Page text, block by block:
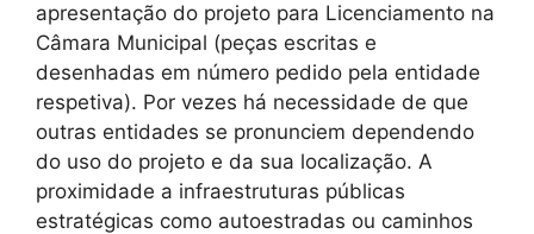
apresentação do projeto para Licenciamento na
Câmara Municipal (peças escritas e
desenhadas em número pedido pela entidade
respetiva). Por vezes há necessidade de que
outras entidades se pronunciem dependendo
do uso do projeto e da sua localização. A
proximidade a infraestruturas públicas
estratégicas como autoestradas ou caminhos